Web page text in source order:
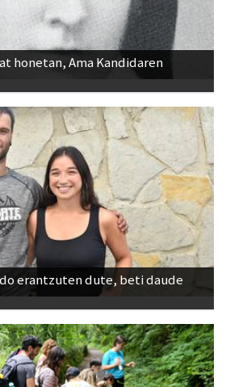
honetan, Ama Kandidaren
erantzuten dute, beti daude